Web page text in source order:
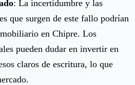
: La incertidumbre y las
que surgen de este fallo podrían
en Chipre. Los
pueden dudar en invertir en
claros de escritura, lo que